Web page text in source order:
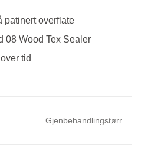
patinert overflate
08 Wood Tex Sealer
tid
Gjenbehandlingstørr